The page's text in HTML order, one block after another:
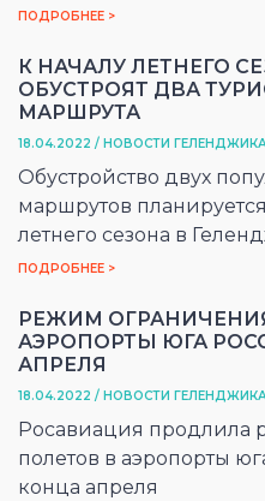
ПОДРОБНЕЕ >
К НАЧАЛУ ЛЕТНЕГО
ОБУСТРОЯТ ДВА
МАРШРУТА
18.04.2022 / НОВОСТИ
Обустройство двух
маршрутов
летнего сезона в
ПОДРОБНЕЕ >
РЕЖИМ
АЭРОПОРТЫ ЮГА
АПРЕЛЯ
18.04.2022 / НОВОСТИ
Росавиация продлила
полетов в аэропорты
конца апреля